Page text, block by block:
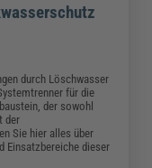
durch Löschwasser
für die
der sowohl
der
Sie hier alles über
Einsatzbereiche dieser